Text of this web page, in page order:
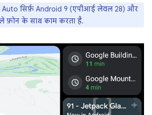
Auto सिर्फ़ Android 9 (एपीआई लेवल 28) और
फ़ोन के साथ काम करता है.